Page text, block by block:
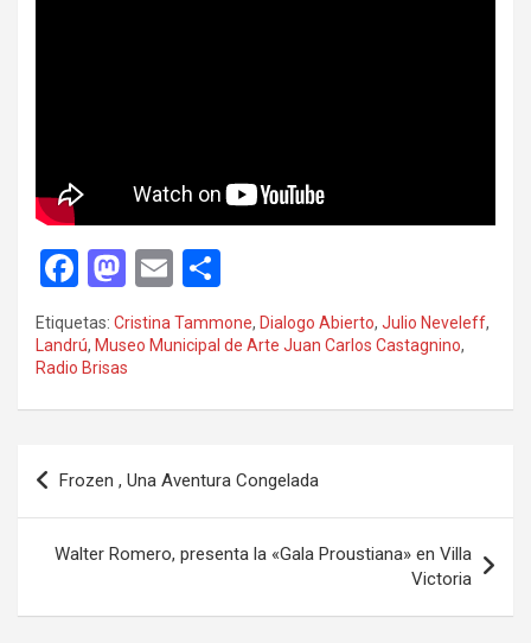
F
a
ce
b
o
k
M
a
st
o
d
n
E
m
ail m
ar
Etiquetas: Cristina Tammone, Dialogo Abierto, Julio Neveleff,
Landrú, Museo Municipal de Arte Juan Carlos Castagnino,
Radio Brisas
Navegación
de
entradas
Frozen , Una Aventura Congelada
Walter Romero, presenta la «Gala Proustiana» en Villa
Victoria